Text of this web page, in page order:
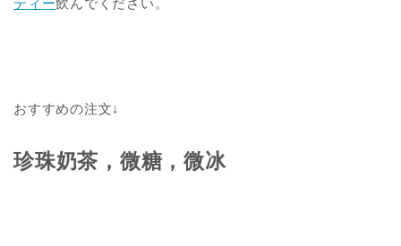
ティー飲んでください。
おすすめの注文↓
珍珠奶茶，微糖，微冰